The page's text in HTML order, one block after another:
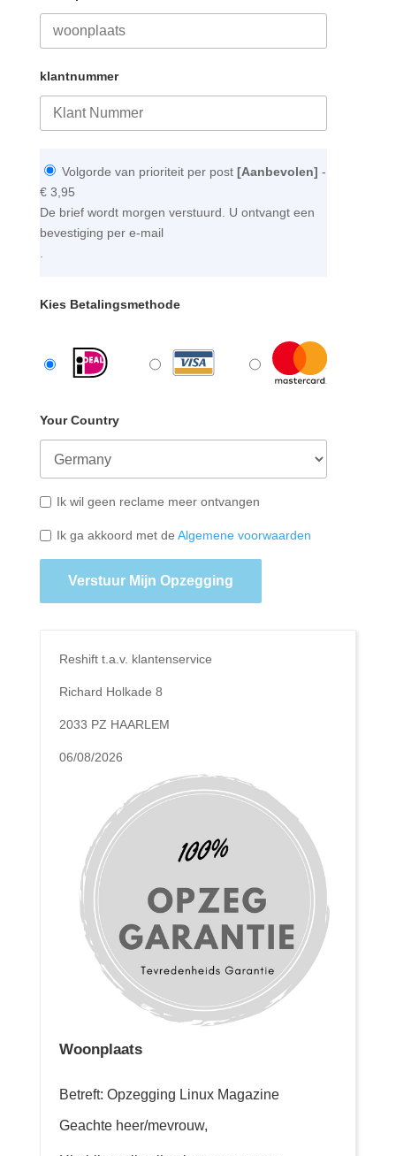
klantnummer
Volgorde van prioriteit per post [Aanbevolen] -
€ 3,95
De brief wordt morgen verstuurd. U ontvangt een
bevestiging per e-mail
.
Kies Betalingsmethode
Your Country
Ik wil geen reclame meer ontvangen
Ik ga akkoord met de Algemene voorwaarden
Verstuur Mijn Opzegging
Reshift t.a.v. klantenservice
Richard Holkade 8
2033 PZ HAARLEM
06/08/2026
Woonplaats
Betreft: Opzegging Linux Magazine
Geachte heer/mevrouw,